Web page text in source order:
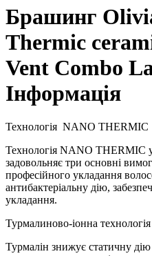
Брашинг
Thermic
Vent Combo
Інформація
Технологія NANO THERMIC
Технологія NANO THERMIC
задовольняє три основні
професійного укладання
антибактеріальну дію,
укладання.
Турмалиново-іонна технологія
Турмалін знижує статичну